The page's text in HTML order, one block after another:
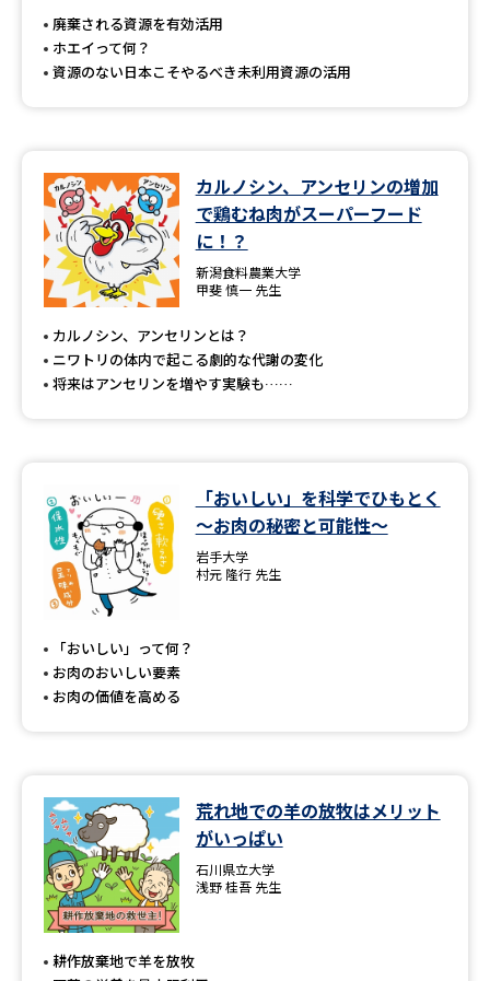
廃棄される資源を有効活用
ホエイって何？
資源のない日本こそやるべき未利用資源の活用
カルノシン、アンセリンの増加
で鶏むね肉がスーパーフード
に！？
新潟食料農業大学
甲斐 慎一 先生
カルノシン、アンセリンとは？
ニワトリの体内で起こる劇的な代謝の変化
将来はアンセリンを増やす実験も……
「おいしい」を科学でひもとく
～お肉の秘密と可能性～
岩手大学
村元 隆行 先生
「おいしい」って何？
お肉のおいしい要素
お肉の価値を高める
荒れ地での羊の放牧はメリット
がいっぱい
石川県立大学
浅野 桂吾 先生
耕作放棄地で羊を放牧